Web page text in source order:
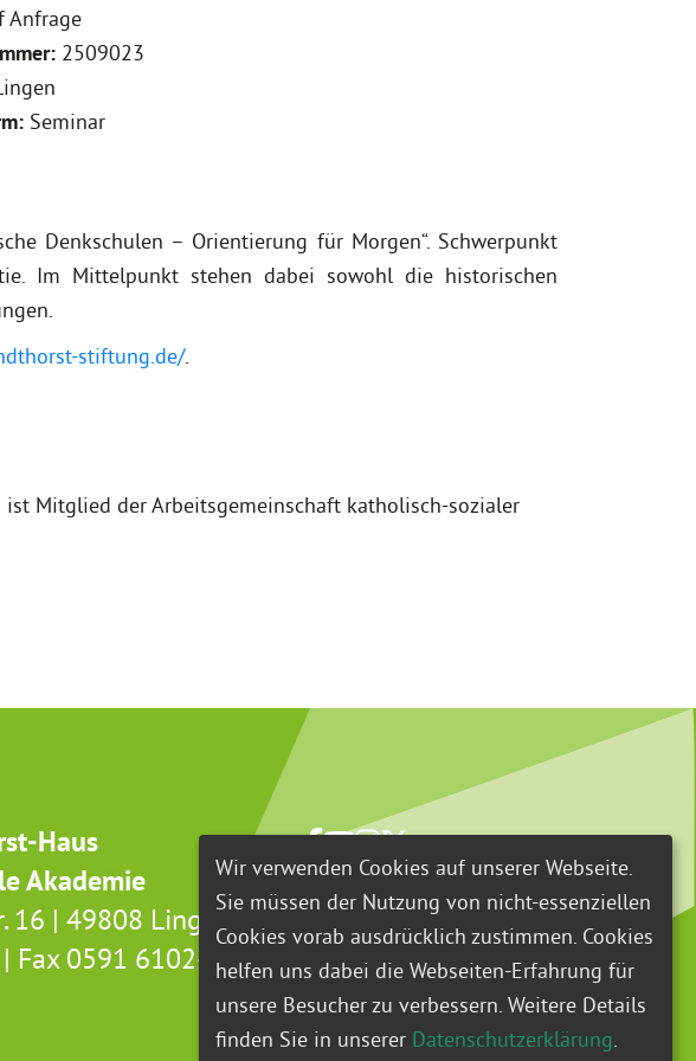
Anfrage
2509023
Seminar
Denkschulen – Orientierung für Morgen“. Schwerpunkt
Im Mittelpunkt stehen dabei sowohl die historischen
stiftung.de/.
Mitglied der Arbeitsgemeinschaft katholisch-sozialer
Haus
Akademie
16 | 49808 Lingen (Ems)
Fax 0591 6102-135
Wir verwenden Cookies auf unserer Webseite.
Sie müssen der Nutzung von nicht-essenziellen
Cookies vorab ausdrücklich zustimmen. Cookies
helfen uns dabei die Webseiten-Erfahrung für
unsere Besucher zu verbessern. Weitere Details
finden Sie in unserer Datenschutzerklärung.